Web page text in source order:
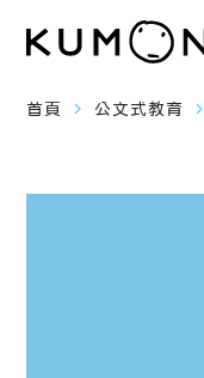
首頁 navigate_next 公文式教育 navigate_next